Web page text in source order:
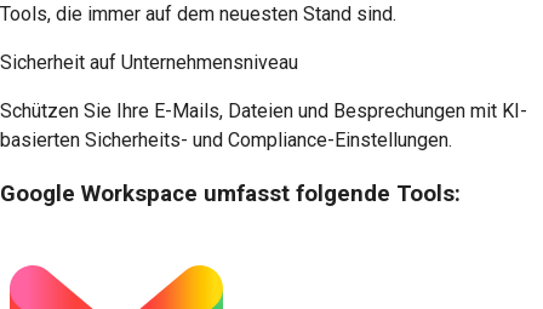
Tools, die immer auf dem neuesten Stand sind.
Sicherheit auf Unternehmensniveau
Schützen Sie Ihre E-Mails, Dateien und Besprechungen mit KI-
basierten Sicherheits- und Compliance-Einstellungen.
Google Workspace umfasst folgende Tools: